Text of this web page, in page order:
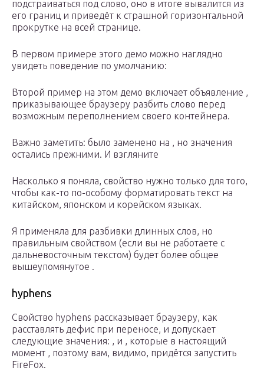
подстраиваться под слово, оно в итоге вывалится из
его границ и приведёт к страшной горизонтальной
прокрутке на всей странице.
В первом примере этого демо можно наглядно
увидеть поведение по умолчанию:
Второй пример на этом демо включает объявление ,
приказывающее браузеру разбить слово перед
возможным переполнением своего контейнера.
Важно заметить: было заменено на , но значения
остались прежними. И взгляните
Насколько я поняла, свойство нужно только для того,
чтобы как-то по-особому форматировать текст на
китайском, японском и корейском языках.
Я применяла для разбивки длинных слов, но
правильным свойством (если вы не работаете с
дальневосточным текстом) будет более общее
вышеупомянутое .
hyphens
Свойство hyphens рассказывает браузеру, как
расставлять дефис при переносе, и допускает
следующие значения: , и , которые в настоящий
момент , поэтому вам, видимо, придётся запустить
FireFox.